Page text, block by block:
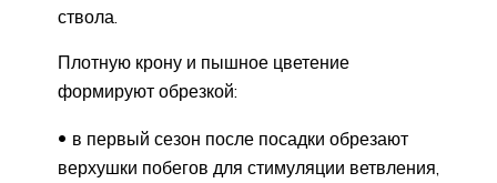
ствола.
Плотную крону и пышное цветение
формируют обрезкой:
в первый сезон после посадки обрезают
верхушки побегов для стимуляции ветвления,